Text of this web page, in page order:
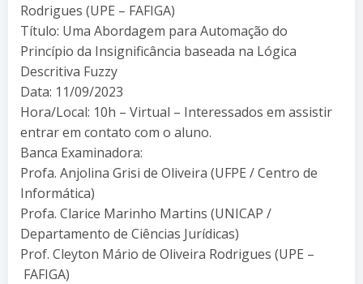
Rodrigues (UPE – FAFIGA)
Título: Uma Abordagem para Automação do
Princípio da Insignificância baseada na Lógica
Descritiva Fuzzy
Data: 11/09/2023
Hora/Local: 10h – Virtual – Interessados em assistir
entrar em contato com o aluno.
Banca Examinadora:
Profa. Anjolina Grisi de Oliveira (UFPE / Centro de
Informática)
Profa. Clarice Marinho Martins (UNICAP /
Departamento de Ciências Jurídicas)
Prof. Cleyton Mário de Oliveira Rodrigues (UPE –
FAFIGA)